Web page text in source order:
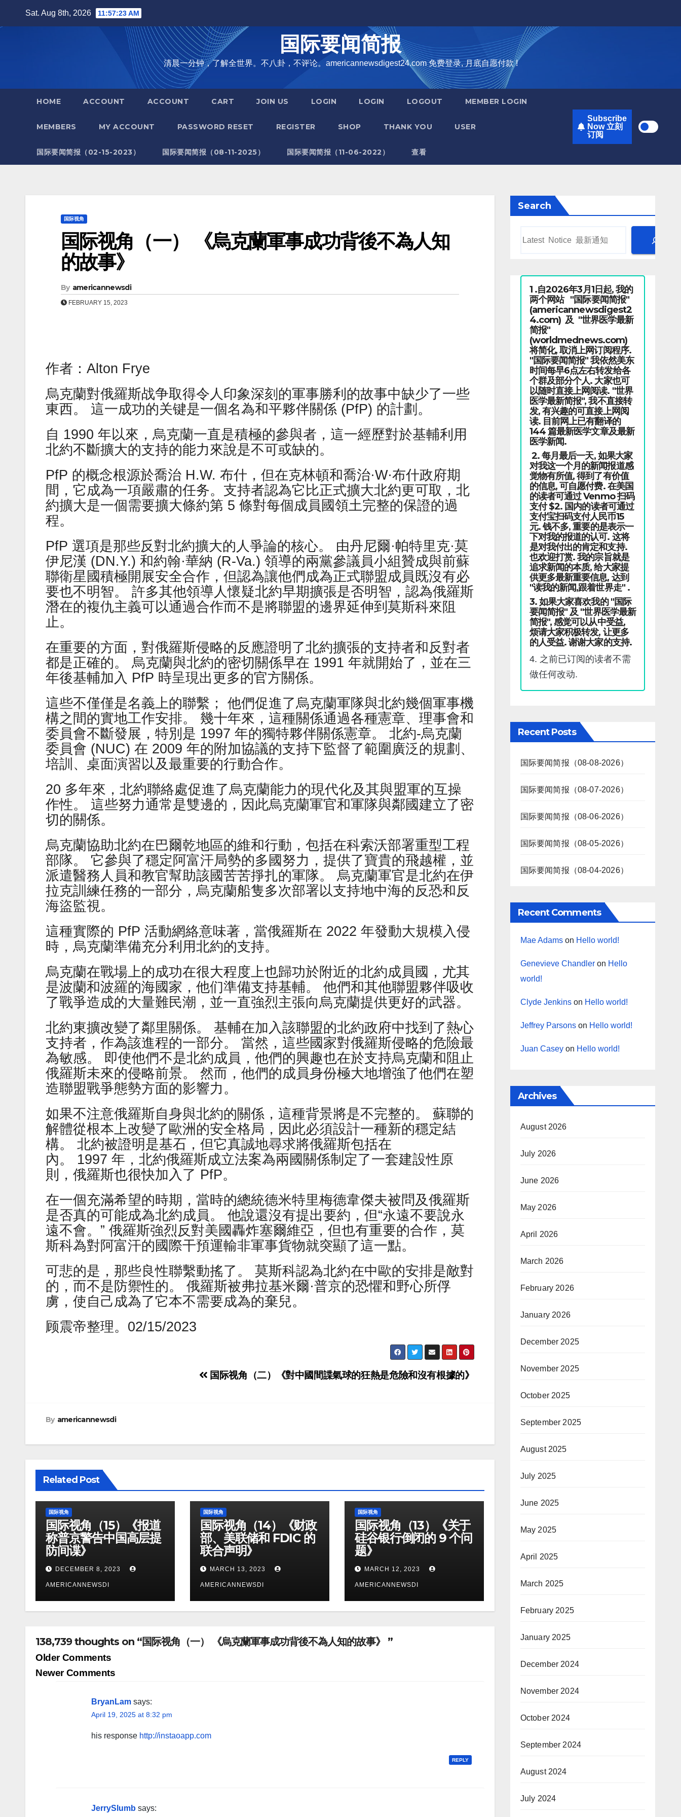
Sat. Aug 8th, 2026 11:57:24 AM
国际要闻简报
清晨一分钟，了解全世界。不八卦，不评论。americannewsdigest24.com 免费登录, 月底自愿付款 !
HOME ACCOUNT ACCOUNT CART JOIN US LOGIN LOGIN LOGOUT MEMBER LOGIN
MEMBERS MY ACCOUNT PASSWORD RESET REGISTER SHOP THANK YOU USER
国际要闻简报（02-15-2023） 国际要闻简报（08-11-2025） 国际要闻简报（11-06-2022） 查看
Subscribe
Now 立刻
订阅
国际视角
国际视角（一） 《烏克蘭軍事成功背後不為人知
的故事》
By americannewsdi
FEBRUARY 15, 2023
作者：Alton Frye
烏克蘭對俄羅斯战争取得令人印象深刻的軍事勝利的故事中缺少了一些
東西。 這一成功的关键是一個名為和平夥伴關係 (PfP) 的計劃。
自 1990 年以來，烏克蘭一直是積極的參與者，這一經歷對於基輔利用
北約不斷擴大的支持的能力來說是不可或缺的。
PfP 的概念根源於喬治 H.W. 布什，但在克林頓和喬治·W·布什政府期
間，它成為一項嚴肅的任务。支持者認為它比正式擴大北約更可取，北
約擴大是一個需要擴大條約第 5 條對每個成員國領土完整的保證的過
程。
PfP 選項是那些反對北約擴大的人爭論的核心。 由丹尼爾·帕特里克·莫
伊尼漢 (DN.Y.) 和約翰·華納 (R-Va.) 領導的兩黨參議員小組贊成與前蘇
聯衛星國積極開展安全合作，但認為讓他們成為正式聯盟成員既沒有必
要也不明智。 許多其他領導人懷疑北約早期擴張是否明智，認為俄羅斯
潛在的複仇主義可以通過合作而不是將聯盟的邊界延伸到莫斯科來阻
止。
在重要的方面，對俄羅斯侵略的反應證明了北約擴張的支持者和反對者
都是正確的。 烏克蘭與北約的密切關係早在 1991 年就開始了，並在三
年後基輔加入 PfP 時呈現出更多的官方關係。
這些不僅僅是名義上的聯繫； 他們促進了烏克蘭軍隊與北約幾個軍事機
構之間的實地工作安排。 幾十年來，這種關係通過各種憲章、理事會和
委員會不斷發展，特別是 1997 年的獨特夥伴關係憲章。 北約-烏克蘭
委員會 (NUC) 在 2009 年的附加協議的支持下監督了範圍廣泛的規劃、
培訓、桌面演習以及最重要的行動合作。
20 多年來，北約聯絡處促進了烏克蘭能力的現代化及其與盟軍的互操
作性。 這些努力通常是雙邊的，因此烏克蘭軍官和軍隊與鄰國建立了密
切的關係。
烏克蘭協助北約在巴爾乾地區的維和行動，包括在科索沃部署重型工程
部隊。 它參與了穩定阿富汗局勢的多國努力，提供了寶貴的飛越權，並
派遣醫務人員和教官幫助該國苦苦掙扎的軍隊。 烏克蘭軍官是北約在伊
拉克訓練任務的一部分，烏克蘭船隻多次部署以支持地中海的反恐和反
海盜監視。
這種實際的 PfP 活動網絡意味著，當俄羅斯在 2022 年發動大規模入侵
時，烏克蘭準備充分利用北約的支持。
烏克蘭在戰場上的成功在很大程度上也歸功於附近的北約成員國，尤其
是波蘭和波羅的海國家，他们準備支持基輔。 他們和其他聯盟夥伴吸收
了戰爭造成的大量難民潮，並一直強烈主張向烏克蘭提供更好的武器。
北約東擴改變了鄰里關係。 基輔在加入該聯盟的北約政府中找到了熱心
支持者，作為該進程的一部分。 當然，這些國家對俄羅斯侵略的危險最
為敏感。 即使他們不是北約成員，他們的興趣也在於支持烏克蘭和阻止
俄羅斯未來的侵略前景。 然而，他們的成員身份極大地增強了他們在塑
造聯盟戰爭態勢方面的影響力。
如果不注意俄羅斯自身與北約的關係，這種背景將是不完整的。 蘇聯的
解體從根本上改變了歐洲的安全格局，因此必須設計一種新的穩定結
構。 北約被證明是基石，但它真誠地尋求將俄羅斯包括在
內。 1997 年，北約俄羅斯成立法案為兩國關係制定了一套建設性原
則，俄羅斯也很快加入了 PfP。
在一個充滿希望的時期，當時的總統德米特里梅德韋傑夫被問及俄羅斯
是否真的可能成為北約成員。 他說還沒有提出要約，但“永遠不要說永
遠不會。” 俄羅斯強烈反對美國轟炸塞爾維亞，但也有重要的合作，莫
斯科為對阿富汗的國際干預運輸非軍事貨物就突顯了這一點。
可悲的是，那些良性聯繫動搖了。 莫斯科認為北約在中歐的安排是敵對
的，而不是防禦性的。 俄羅斯被弗拉基米爾·普京的恐懼和野心所俘
虜，使自己成為了它本不需要成為的棄兒。
顾震帝整理。02/15/2023
国际视角（二）《對中國間諜氣球的狂熱是危險和沒有根據的》
By americannewsdi
Related Post
国际视角
国际视角（15）《报道
称普京警告中国高层提
防间谍》
DECEMBER 8, 2023
AMERICANNEWSDI
国际视角
国际视角（14）《财政
部、美联储和 FDIC 的
联合声明》
MARCH 13, 2023
AMERICANNEWSDI
国际视角
国际视角（13）《关于
硅谷银行倒闭的 9 个问
题》
MARCH 12, 2023
AMERICANNEWSDI
138,739 thoughts on “国际视角（一） 《烏克蘭軍事成功背後不為人知的故事》 ”
Comment
navigation
Older Comments
Newer Comments
BryanLam says:
April 19, 2025 at 8:32 pm
his response http://instaoapp.com
REPLY
JerrySlumb says:
Search
1 .自2026年3月1日起, 我的
两个网站 "国际要闻简报"
(americannewsdigest2
4.com) 及 "世界医学最新
简报"
(worldmednews.com)
将简化, 取消上网订阅程序.
"国际要闻简报" 我依然美东
时间每早6点左右转发给各
个群及部分个人. 大家也可
以随时直接上网阅读. "世界
医学最新简报", 我不直接转
发, 有兴趣的可直接上网阅
读. 目前网上已有翻译的
144 篇最新医学文章及最新
医学新闻.
2. 每月最后一天, 如果大家
对我这一个月的新闻报道感
觉物有所值, 得到了有价值
的信息, 可自愿付费. 在美国
的读者可通过 Venmo 扫码
支付 $2. 国内的读者可通过
支付宝扫码支付人民币15
元. 钱不多, 重要的是表示一
下对我的报道的认可. 这将
是对我付出的肯定和支持.
也欢迎打赏. 我的宗旨就是
追求新闻的本质, 给大家提
供更多最新重要信息, 达到
"读我的新闻,跟着世界走" .
3. 如果大家喜欢我的 "国际
要闻简报" 及 "世界医学最新
简报", 感觉可以从中受益,
烦请大家积极转发, 让更多
的人受益. 谢谢大家的支持.
4. 之前已订阅的读者不需
做任何改动.
Recent Posts
国际要闻简报（08-08-2026）
国际要闻简报（08-07-2026）
国际要闻简报（08-06-2026）
国际要闻简报（08-05-2026）
国际要闻简报（08-04-2026）
Recent Comments
Mae Adamson Hello world!
Genevieve Chandleron Hello
world!
Clyde Jenkinson Hello world!
Jeffrey Parsonson Hello world!
Juan Caseyon Hello world!
Archives
August 2026
July 2026
June 2026
May 2026
April 2026
March 2026
February 2026
January 2026
December 2025
November 2025
October 2025
September 2025
August 2025
July 2025
June 2025
May 2025
April 2025
March 2025
February 2025
January 2025
December 2024
November 2024
October 2024
September 2024
August 2024
July 2024